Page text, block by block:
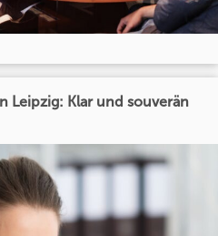
Leipzig: Klar und souverän